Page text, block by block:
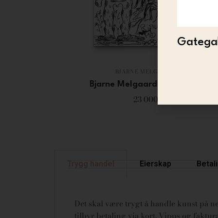
BJARNE MELGAARD
Bjarne Melgaard – Untitled
23 000
Eierskap
Det skal være trygt å handle kunst på